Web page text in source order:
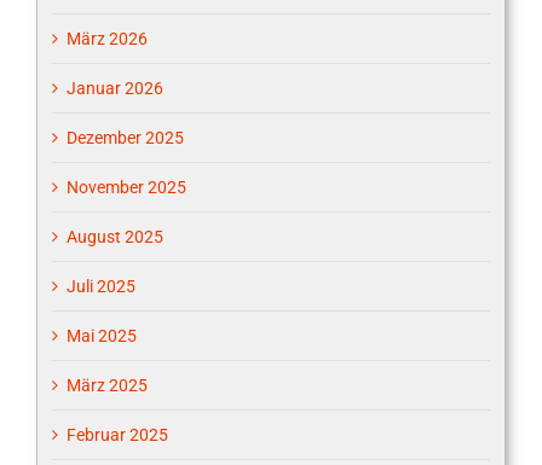
März 2026
Januar 2026
Dezember 2025
November 2025
August 2025
Juli 2025
Mai 2025
März 2025
Februar 2025